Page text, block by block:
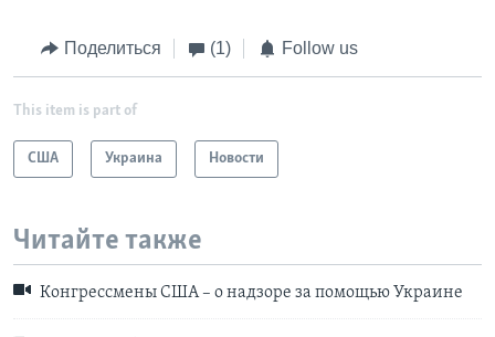
Поделиться (1) Follow us
This item is part of
США Украина Новости
Читайте также
Конгрессмены США – о надзоре за помощью Украине